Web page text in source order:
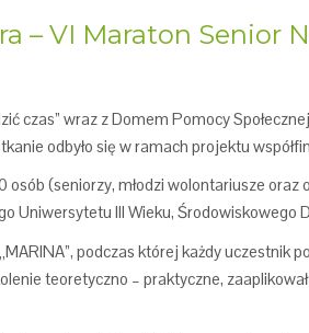
– VI Maraton Senior
czas” wraz z Domem Pomocy
odbyło się w ramach projektu
(seniorzy, młodzi wolontariusze
Uniwersytetu III Wieku,
podczas której każdy uczestnik
teoretyczno – praktyczne,